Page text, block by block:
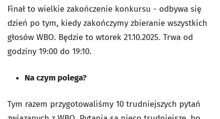
Finał to wielkie zakończenie konkursu - odbywa się
dzień po tym, kiedy zakończymy zbieranie wszystkich
głosów WBO. Będzie to wtorek 21.10.2025. Trwa od
godziny 19:00 do 19:10.
Na czym polega?
Tym razem przygotowaliśmy 10 trudniejszych pytań